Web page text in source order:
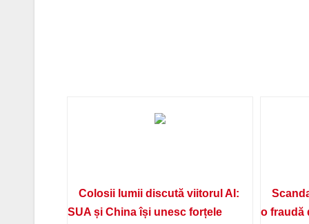
Colosii lumii discută viitorul AI:
SUA și China își unesc forțele
o fraudă